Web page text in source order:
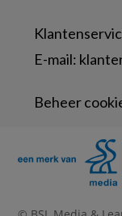
E-mail:
Beheer